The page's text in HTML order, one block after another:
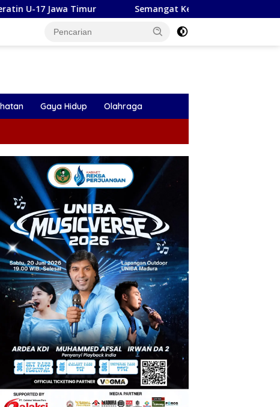
Semangat Kepanduan: Pramuka Berkebutuhan Khusus
Gaya Hidup Olahraga